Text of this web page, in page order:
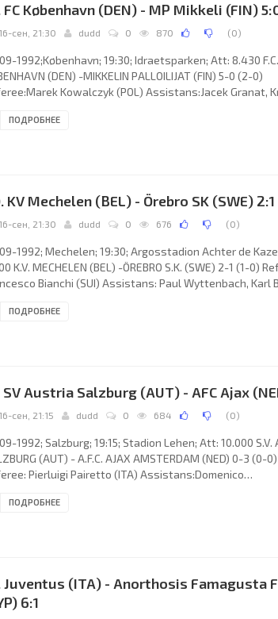
FC København (DEN) - MP Mikkeli (FIN)
16-сен, 21:30 dudd 0 870 (0)
1992;København; 19:30; Idraetsparken; Att: 8.430 F.C.
(DEN) -MIKKELIN PALLOILIJAT (FIN) 5-0 (2-0)
Kowalczyk (POL) Assistans:Jacek Granat,
3-0 Michael Johansen 53; 4-0 Lars Højer Nielsen 69
ПОДРОБНЕЕ
KV Mechelen (BEL) - Örebro SK (SWE) 2:1
16-сен, 21:30 dudd 0 676 (0)
1992; Mechelen; 19:30; Argosstadion Achter de
K.V. MECHELEN (BEL) -ÖREBRO S.K. (SWE) 2-1 (1-0)
Bianchi (SUI) Assistans: Paul Wyttenbach, Karl
83. K.V. MECHELEN (coach: Wilfried “Fi” Van Hoof):
ПОДРОБНЕЕ
SV Austria Salzburg (AUT) - AFC Ajax
16-сен, 21:15 dudd 0 684 (0)
1992; Salzburg; 19:15; Stadion Lehen; Att: 10.000 S.V.
(AUT) - A.F.C. AJAX AMSTERDAM (NED) 0-3 (0-0)
Pierluigi Pairetto (ITA) Assistans:Domenico
Overmars 65; 0-3 Michel Kreek 80. S.V. AUSTRIA
ПОДРОБНЕЕ
Juventus (ITA) - Anorthosis Famagusta
6:1